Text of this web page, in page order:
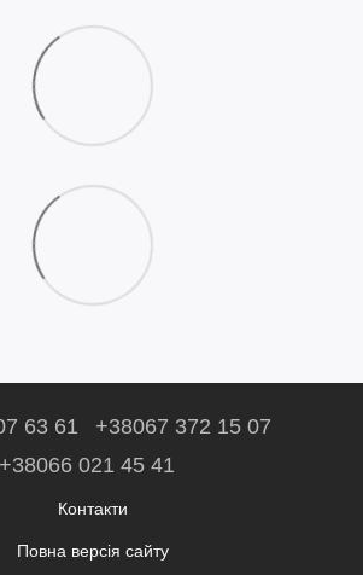
63 61
+38067 372 15 07
+38066 021 45 41
Контакти
Повна версія сайту